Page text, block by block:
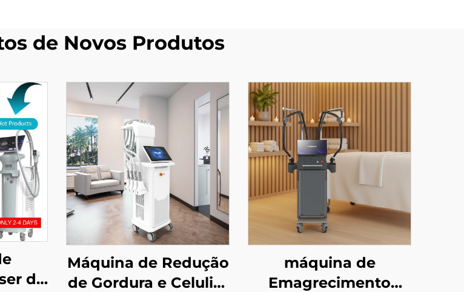
de Novos Produtos
de
Máquina de Redução
de Gordura e Celulite
máquina de
Emagrecimento